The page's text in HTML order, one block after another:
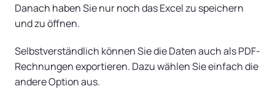
Danach haben Sie nur noch das Excel zu speichern
und zu öffnen.
Selbstverständlich können Sie die Daten auch als PDF-
Rechnungen exportieren. Dazu wählen Sie einfach die
andere Option aus.